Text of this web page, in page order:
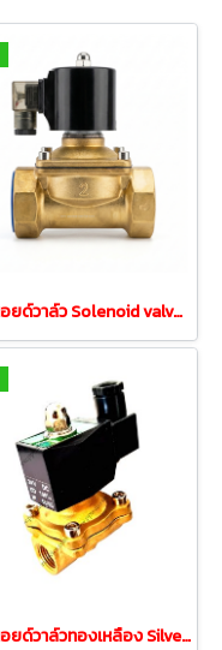
โซลินอยด์วาล์ว Solenoid valve Silverter AC220V ขนาด 2"
โซลินอยด์วาล์วทองเหลือง Silverter 24VDC ขนาด 1/2" 4หุน